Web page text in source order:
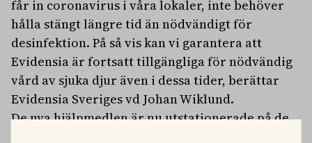
får in coronavirus i våra lokaler, inte behöver
hålla stängt längre tid än nödvändigt för
desinfektion. På så vis kan vi garantera att
Evidensia är fortsatt tillgängliga för nödvändig
vård av sjuka djur även i dessa tider, berättar
Evidensia Sveriges vd Johan Wiklund.
De nya hjälpmedlen är nu utstationerade på de